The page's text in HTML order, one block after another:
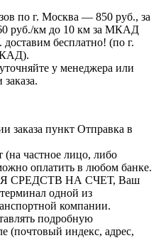
по г. Москва — 850 руб., за
руб./км до 10 км за МКАД
бесплатно! (по г.
у менеджера или
заказа пункт Отправка в
(на частное лицо, либо
оплатить в любом банке.
НА СЧЕТ, Ваш
терминал одной из
компании.
подробную
(почтовый индекс, адрес,